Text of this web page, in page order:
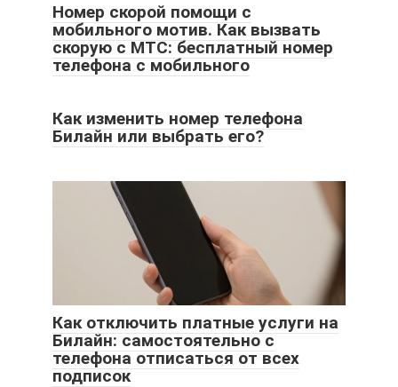
Номер скорой помощи с
мобильного мотив. Как вызвать
скорую с МТС: бесплатный номер
телефона с мобильного
Как изменить номер телефона
Билайн или выбрать его?
Как отключить платные услуги на
Билайн: самостоятельно с
телефона отписаться от всех
подписок